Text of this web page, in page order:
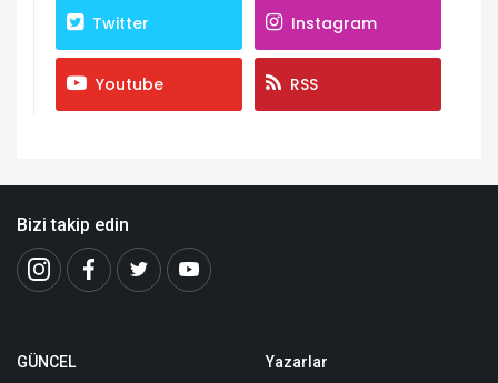
Twitter Instagram
Youtube RSS
Bizi takip edin
GÜNCEL
Yazarlar